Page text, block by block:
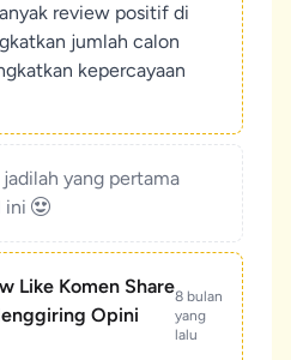
review positif di
jumlah calon
kepercayaan
yang pertama
ini
Like Komen Share
Opini
8 bulan
yang
lalu